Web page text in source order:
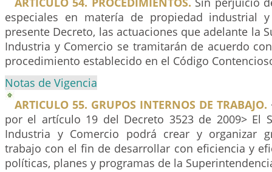
especiales en matería de propiedad industrial
presente Decreto, las actuaciones que adelante la
Industria y Comercio se tramitarán de acuerdo
procedimiento establecido en el Código
Notas de Vigencia
ARTICULO 55. GRUPOS INTERNOS DE TRABAJO.
por el artículo 19 del Decreto 3523 de 2009> El
Industria y Comercio podrá crear y organizar
trabajo con el fin de desarrollar con eficiencia y
políticas, planes y programas de la